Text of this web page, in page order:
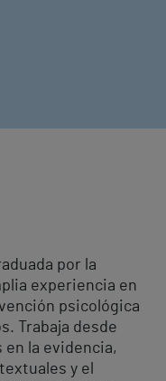
por la
experiencia en
psicológica
Trabaja desde
la evidencia,
y el